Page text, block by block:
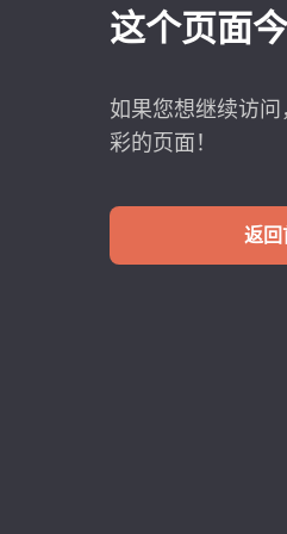
这个页面
如果您想继续访
彩的页面！
返